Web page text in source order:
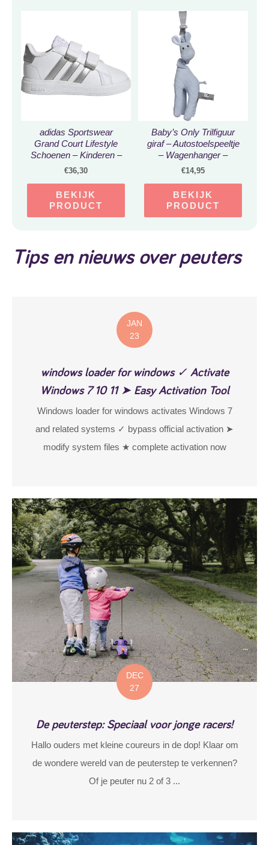
adidas Sportswear
Grand Court Lifestyle
Schoenen – Kinderen –
Wit – 26
€36,30
BEKIJK
PRODUCT
Baby’s Only Trilfiguur
giraf – Autostoelspeeltje
– Wagenhanger –
Poederblauw –
onderweg – Baby
cadeau
€14,95
BEKIJK
PRODUCT
Tips en nieuws over peuters
JAN
23
windows loader for windows ✓ Activate
Windows 7 10 11 ➤ Easy Activation Tool
Windows loader for windows activates Windows 7
and related systems ✓ bypass official activation ➤
modify system files ★ complete activation now
DEC
27
De peuterstep: Speciaal voor jonge racers!
Hallo ouders met kleine coureurs in de dop! Klaar om
de wondere wereld van de peuterstep te verkennen?
Of je peuter nu 2 of 3 ...